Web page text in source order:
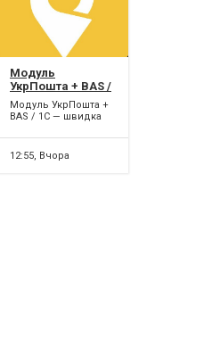
Модуль
УкрПошта + BAS /
1C
Модуль УкрПошта +
BAS / 1C — швидка
роботи! Працюєте з
УкрПоштою?
Забудьте про...
12:55, Вчора